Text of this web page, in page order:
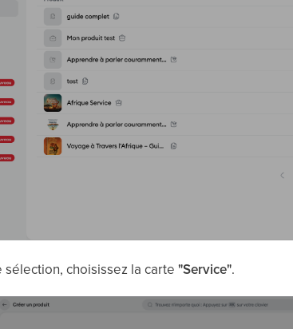
sélection, choisissez la carte"Service".